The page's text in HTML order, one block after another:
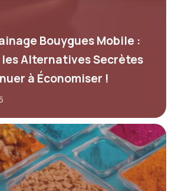
Bouygues Mobile :
Alternatives Secrètes
à Économiser !